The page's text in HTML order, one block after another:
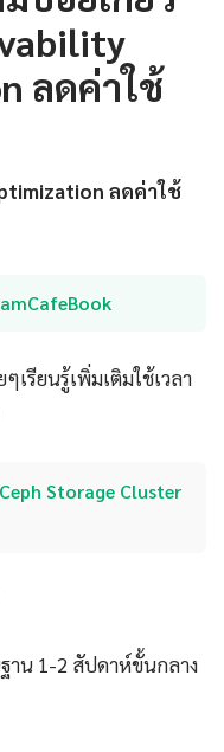
ลดค่าใช้
ลดค่าใช้
เรียนรู้เพิ่มเติมใช้เวลา
Storage Cluster
าน 1-2 สัปดาห์ขั้นกลาง